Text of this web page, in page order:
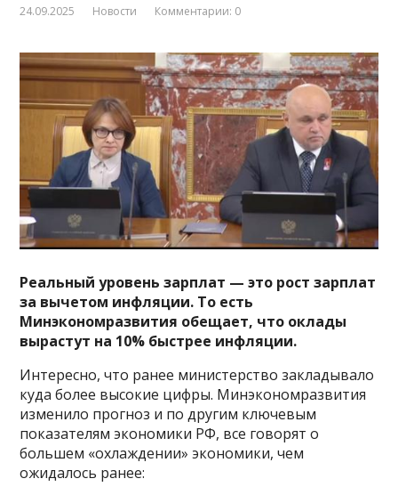
24.09.2025 Новости Комментарии: 0
Реальный уровень зарплат — это рост зарплат
за вычетом инфляции. То есть
Минэкономразвития обещает, что оклады
вырастут на 10% быстрее инфляции.
Интересно, что ранее министерство закладывало
куда более высокие цифры. Минэкономразвития
изменило прогноз и по другим ключевым
показателям экономики РФ, все говорят о
большем «охлаждении» экономики, чем
ожидалось ранее: